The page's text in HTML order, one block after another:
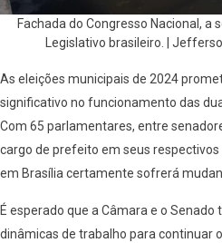
Fachada do Congresso Nacional, a
Legislativo brasileiro. |
As eleições municipais de 2024
significativo no funcionamento das
Com 65 parlamentares, entre
cargo de prefeito em seus
em Brasília certamente sofrerá
É esperado que a Câmara e o
dinâmicas de trabalho para continuar